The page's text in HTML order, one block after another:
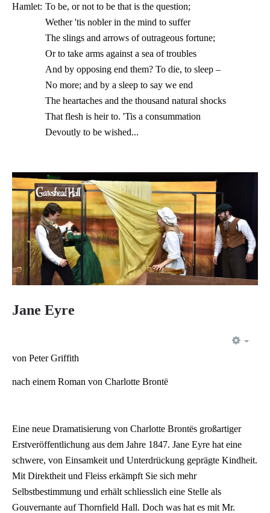
Hamlet: To be, or not to be that is the question;
Wether 'tis nobler in the mind to suffer
The slings and arrows of outrageous fortune;
Or to take arms against a sea of troubles
And by opposing end them? To die, to sleep –
No more; and by a sleep to say we end
The heartaches and the thousand natural shocks
That flesh is heir to. 'Tis a consummation
Devoutly to be wished...
Jane Eyre
von Peter Griffith
nach einem Roman von Charlotte Brontë
Eine neue Dramatisierung von Charlotte Brontës großartiger
Erstveröffentlichung aus dem Jahre 1847. Jane Eyre hat eine
schwere, von Einsamkeit und Unterdrückung geprägte Kindheit.
Mit Direktheit und Fleiss erkämpft Sie sich mehr
Selbstbestimmung und erhält schliesslich eine Stelle als
Gouvernante auf Thornfield Hall. Doch was hat es mit Mr.